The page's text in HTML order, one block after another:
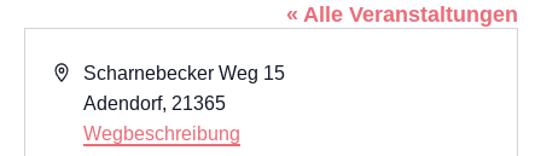
« Alle Veranstaltungen
Adresse
Scharnebecker Weg 15
Adendorf, 21365
Wegbeschreibung